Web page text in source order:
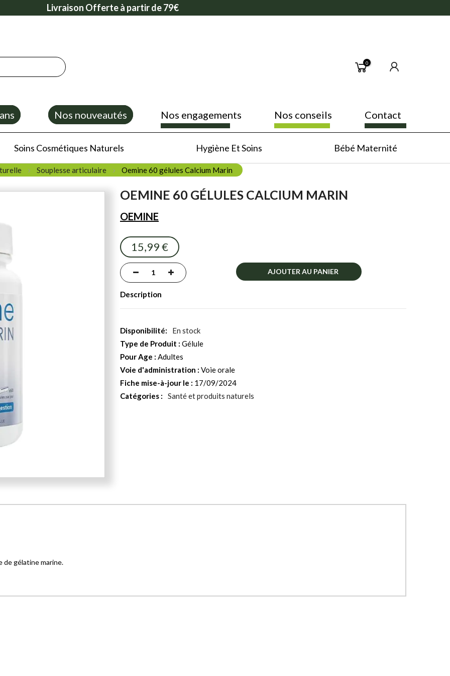
Livraison Offerte à partir de 79€
0
Nos nouveautés Nos engagements Nos conseils Contact
Soins Cosmétiques Naturels Hygiène Et Soins Bébé Maternité
Souplesse articulaire Oemine 60 gélules Calcium Marin
OEMINE 60 GÉLULES CALCIUM MARIN
OEMINE
15,99 €
AJOUTER AU PANIER
Description
En stock
Type de Produit : Gélule
Pour Age : Adultes
Voie d'administration : Voie orale
Fiche mise-à-jour le : 17/09/2024
Catégories :
Santé et produits naturels
de gélatine marine.